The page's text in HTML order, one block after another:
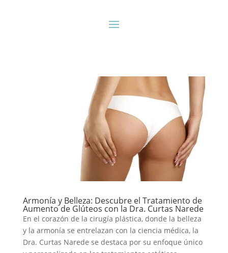
Armonía y Belleza: Descubre el Tratamiento de
Aumento de Glúteos con la Dra. Curtas Narede
En el corazón de la cirugía plástica, donde la belleza
y la armonía se entrelazan con la ciencia médica, la
Dra. Curtas Narede se destaca por su enfoque único